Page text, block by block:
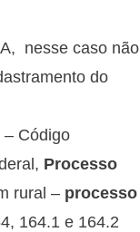
nesse caso não
do
– Código
Processo
rural – processo
164.1 e 164.2